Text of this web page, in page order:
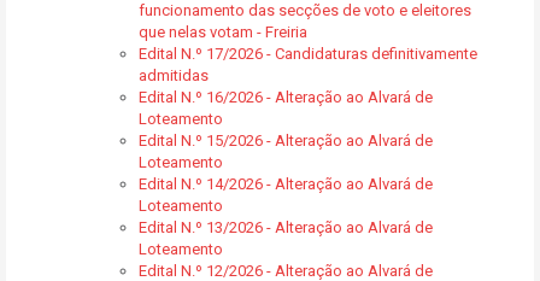
funcionamento das secções de voto e eleitores
que nelas votam - Freiria
Edital N.º 17/2026 - Candidaturas definitivamente
admitidas
Edital N.º 16/2026 - Alteração ao Alvará de
Loteamento
Edital N.º 15/2026 - Alteração ao Alvará de
Loteamento
Edital N.º 14/2026 - Alteração ao Alvará de
Loteamento
Edital N.º 13/2026 - Alteração ao Alvará de
Loteamento
Edital N.º 12/2026 - Alteração ao Alvará de